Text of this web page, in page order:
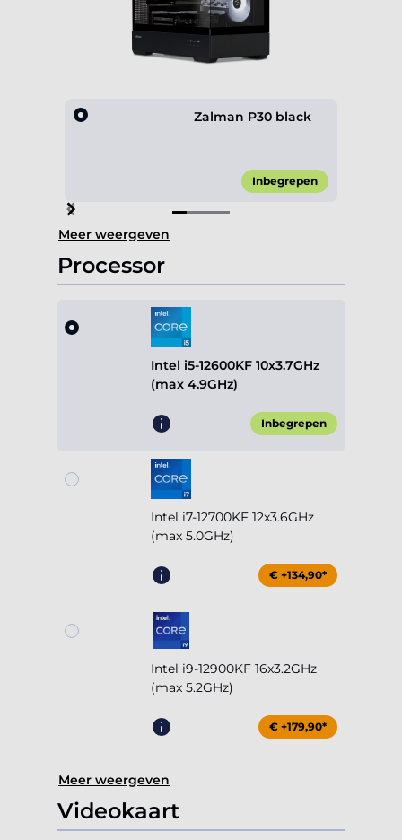
Zalman P30 black
Inbegrepen
Item
1
of
4
Meer weergeven
Processor
Intel i5-12600KF 10x3.7GHz
(max 4.9GHz)
Inbegrepen
Intel i7-12700KF 12x3.6GHz
(max 5.0GHz)
€ +134,90*
Intel i9-12900KF 16x3.2GHz
(max 5.2GHz)
€ +179,90*
Meer weergeven
Videokaart